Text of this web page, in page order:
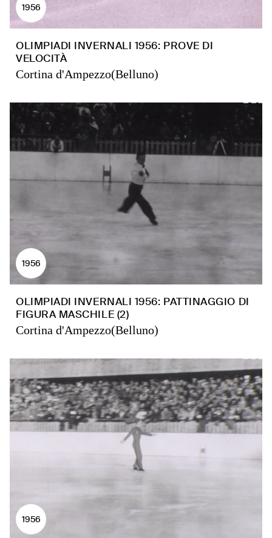
1956
OLIMPIADI INVERNALI 1956: PROVE DI
VELOCITÀ
Cortina d'Ampezzo(Belluno)
1956
OLIMPIADI INVERNALI 1956: PATTINAGGIO DI
FIGURA MASCHILE (2)
Cortina d'Ampezzo(Belluno)
1956